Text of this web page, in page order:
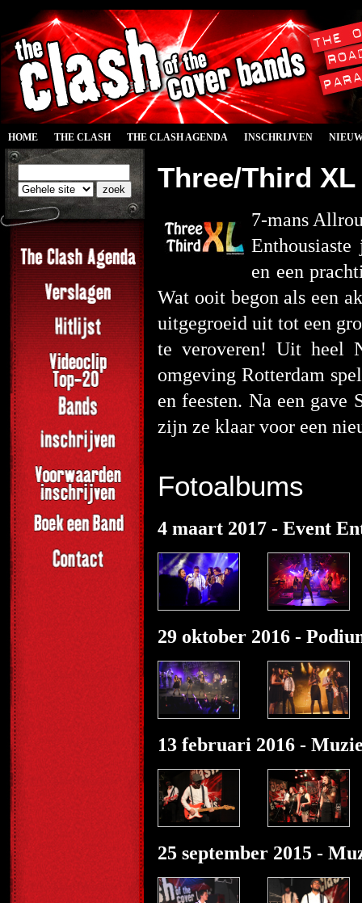
HOME THE CLASH THE CLASH AGENDA INSCHRIJVEN
Three/Third XL
7-mans
en een
Wat ooit begon als een
uitgegroeid uit tot een
te veroveren! Uit heel
omgeving Rotterdam
en feesten. Na een
zijn ze klaar voor een
Fotoalbums
4 maart 2017 - Event
29 oktober 2016 -
13 februari 2016 -
25 september 2015 -